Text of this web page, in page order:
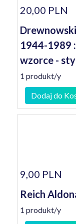
20,00 PLN
1944-1989
wzorce -
1 produkt/y
Dodaj do
9,00 PLN
Reich
1 produkt/y